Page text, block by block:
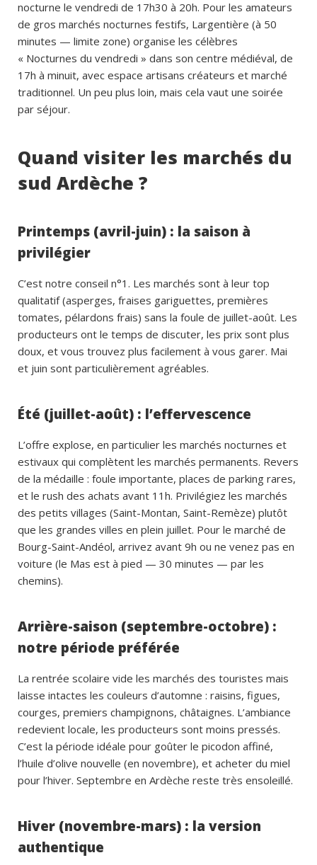
nocturne le vendredi de 17h30 à 20h. Pour les amateurs
de gros marchés nocturnes festifs, Largentière (à 50
minutes — limite zone) organise les célèbres
« Nocturnes du vendredi » dans son centre médiéval, de
17h à minuit, avec espace artisans créateurs et marché
traditionnel. Un peu plus loin, mais cela vaut une soirée
par séjour.
Quand visiter les marchés du
sud Ardèche ?
Printemps (avril-juin) : la saison à
privilégier
C’est notre conseil n°1. Les marchés sont à leur top
qualitatif (asperges, fraises gariguettes, premières
tomates, pélardons frais) sans la foule de juillet-août. Les
producteurs ont le temps de discuter, les prix sont plus
doux, et vous trouvez plus facilement à vous garer. Mai
et juin sont particulièrement agréables.
Été (juillet-août) : l’effervescence
L’offre explose, en particulier les marchés nocturnes et
estivaux qui complètent les marchés permanents. Revers
de la médaille : foule importante, places de parking rares,
et le rush des achats avant 11h. Privilégiez les marchés
des petits villages (Saint-Montan, Saint-Remèze) plutôt
que les grandes villes en plein juillet. Pour le marché de
Bourg-Saint-Andéol, arrivez avant 9h ou ne venez pas en
voiture (le Mas est à pied — 30 minutes — par les
chemins).
Arrière-saison (septembre-octobre) :
notre période préférée
La rentrée scolaire vide les marchés des touristes mais
laisse intactes les couleurs d’automne : raisins, figues,
courges, premiers champignons, châtaignes. L’ambiance
redevient locale, les producteurs sont moins pressés.
C’est la période idéale pour goûter le picodon affiné,
l’huile d’olive nouvelle (en novembre), et acheter du miel
pour l’hiver. Septembre en Ardèche reste très ensoleillé.
Hiver (novembre-mars) : la version
authentique